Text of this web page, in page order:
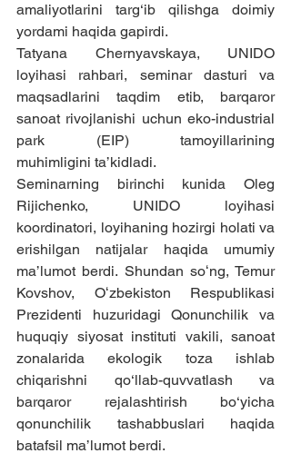
amaliyotlarini targ‘ib qilishga doimiy
yordami haqida gapirdi.
Tatyana Chernyavskaya, UNIDO
loyihasi rahbari, seminar dasturi va
maqsadlarini taqdim etib, barqaror
sanoat rivojlanishi uchun eko-industrial
park (EIP) tamoyillarining
muhimligini ta’kidladi.
Seminarning birinchi kunida Oleg
Rijichenko, UNIDO loyihasi
koordinatori, loyihaning hozirgi holati va
erishilgan natijalar haqida umumiy
ma’lumot berdi. Shundan soʻng, Temur
Kovshov, Oʻzbekiston Respublikasi
Prezidenti huzuridagi Qonunchilik va
huquqiy siyosat instituti vakili, sanoat
zonalarida ekologik toza ishlab
chiqarishni qo‘llab-quvvatlash va
barqaror rejalashtirish bo‘yicha
qonunchilik tashabbuslari haqida
batafsil ma’lumot berdi.